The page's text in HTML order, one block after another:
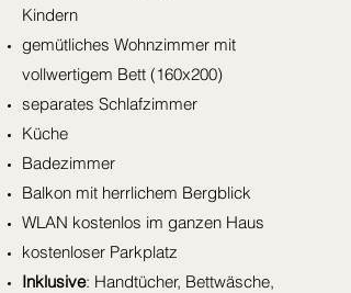
Kindern
gemütliches Wohnzimmer mit
vollwertigem Bett (160x200)
separates Schlafzimmer
Küche
Badezimmer
Balkon mit herrlichem Bergblick
WLAN kostenlos im ganzen Haus
kostenloser Parkplatz
Inklusive: Handtücher, Bettwäsche,